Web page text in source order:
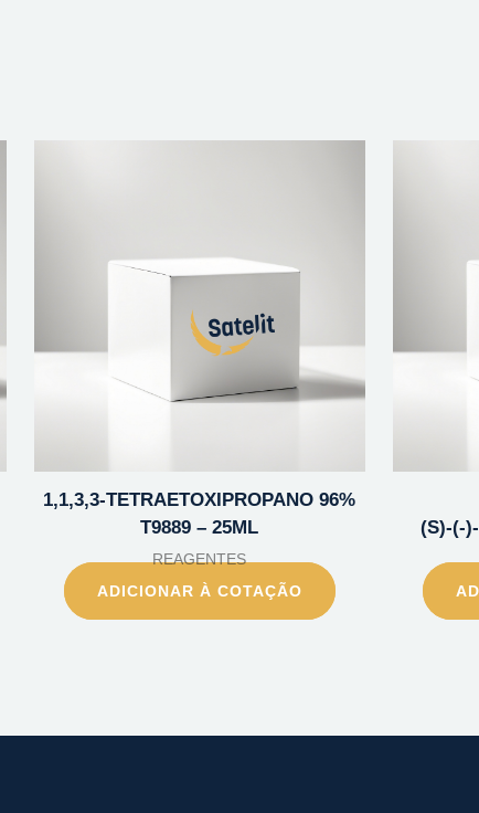
1,1,3,3-TETRAETOXIPROPANO 96%
T9889 – 25ML
REAGENTES
ADICIONAR À COTAÇÃO
(S)-(-